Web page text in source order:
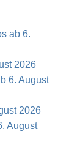
ab 6.
2026
6. August
2026
August